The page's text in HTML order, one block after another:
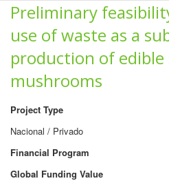
Preliminary
use of waste as a
production of edible
mushrooms
Project Type
Nacional / Privado
Financial Program
Global Funding Value